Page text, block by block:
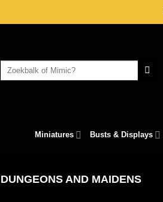
Search
Miniatures Busts & Displays
DUNGEONS AND MAIDENS